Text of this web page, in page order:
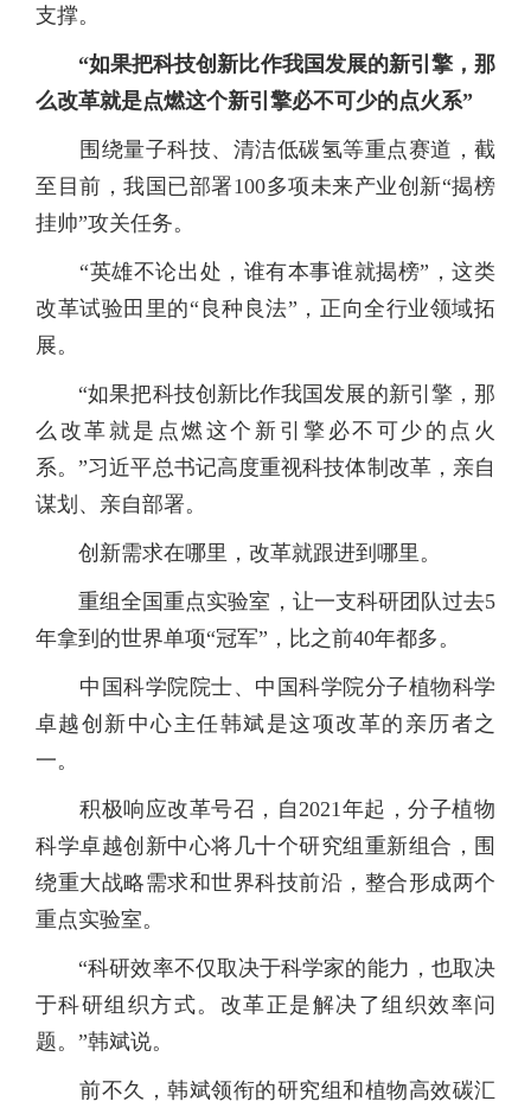
支撑。
“如果把科技创新比作我国发展的新引擎，那
么改革就是点燃这个新引擎必不可少的点火系”
围绕量子科技、清洁低碳氢等重点赛道，截
至目前，我国已部署100多项未来产业创新“揭榜
挂帅”攻关任务。
“英雄不论出处，谁有本事谁就揭榜”，这类
改革试验田里的“良种良法”，正向全行业领域拓
展。
“如果把科技创新比作我国发展的新引擎，那
么改革就是点燃这个新引擎必不可少的点火
系。”习近平总书记高度重视科技体制改革，亲自
谋划、亲自部署。
创新需求在哪里，改革就跟进到哪里。
重组全国重点实验室，让一支科研团队过去5
年拿到的世界单项“冠军”，比之前40年都多。
中国科学院院士、中国科学院分子植物科学
卓越创新中心主任韩斌是这项改革的亲历者之
一。
积极响应改革号召，自2021年起，分子植物
科学卓越创新中心将几十个研究组重新组合，围
绕重大战略需求和世界科技前沿，整合形成两个
重点实验室。
“科研效率不仅取决于科学家的能力，也取决
于科研组织方式。改革正是解决了组织效率问
题。”韩斌说。
前不久，韩斌领衔的研究组和植物高效碳汇